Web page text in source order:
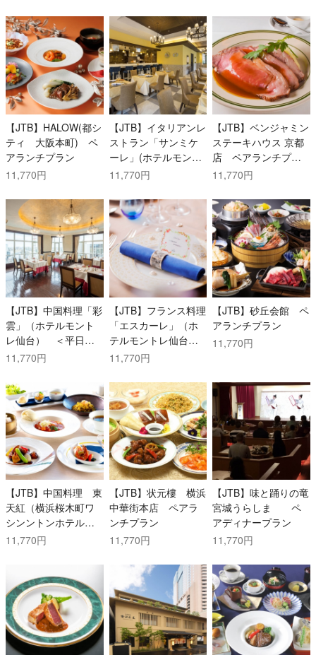
【JTB】HALOW(都シ
ティ 大阪本町) ペ
アランチプラン
11,770円
【JTB】イタリアンレ
ストラン「サンミケ
ーレ」(ホテルモント
レ神戸) ペアランチ
11,770円
【JTB】ベンジャミン
ステーキハウス 京都
店 ペアランチプラ
ン
11,770円
【JTB】中国料理「彩
雲」（ホテルモント
レ仙台） ＜平日限
定＞ペアランチプラ
11,770円
【JTB】フランス料理
「エスカーレ」（ホ
テルモントレ仙台）
＜平日限定＞ペア
11,770円
【JTB】砂丘会館 ペ
アランチプラン
11,770円
【JTB】中国料理 東
天紅（横浜桜木町ワ
シンントンホテル
店）ペアランチプラ
11,770円
【JTB】状元樓 横浜
中華街本店 ペアラ
ンチプラン
11,770円
【JTB】味と踊りの竜
宮城うらしま ペ
アディナープラン
11,770円